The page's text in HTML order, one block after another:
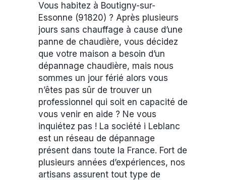
Vous habitez à Boutigny-sur-
Essonne (91820) ? Après plusieurs
jours sans chauffage à cause d’une
panne de chaudière, vous décidez
que votre maison a besoin d’un
dépannage chaudière, mais nous
sommes un jour férié alors vous
n’êtes pas sûr de trouver un
professionnel qui soit en capacité de
vous venir en aide ? Ne vous
inquiétez pas ! La société i Leblanc
est un réseau de dépannage
présent dans toute la France. Fort de
plusieurs années d’expériences, nos
artisans assurent tout type de